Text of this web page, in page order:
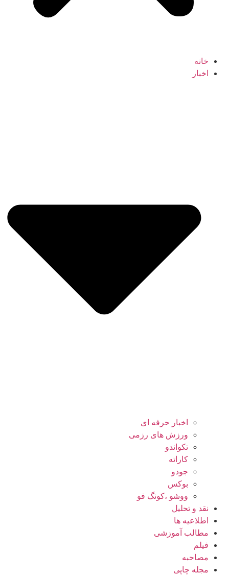
خانه
اخبار
اخبار حرفه ای
ورزش های رزمی
تکواندو
کاراته
جودو
بوکس
ووشو ،کونگ فو
نقد و تحلیل
اطلاعیه ها
مطالب آموزشی
فیلم
مصاحبه
مجله چاپی